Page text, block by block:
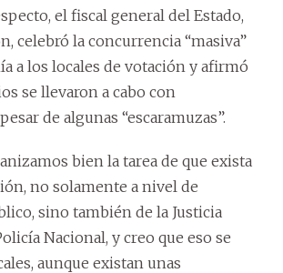
el fiscal general del Estado,
celebró la concurrencia “masiva”
a los locales de votación y afirmó
se llevaron a cabo con
de algunas “escaramuzas”.
bien la tarea de que exista
no solamente a nivel de
sino también de la Justicia
Nacional, y creo que eso se
aunque existan unas